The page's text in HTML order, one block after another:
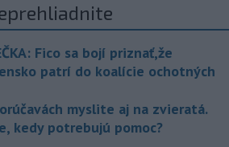
Fico sa bojí priznať,že
patrí do koalície ochotných
myslite aj na zvieratá.
kedy potrebujú pomoc?